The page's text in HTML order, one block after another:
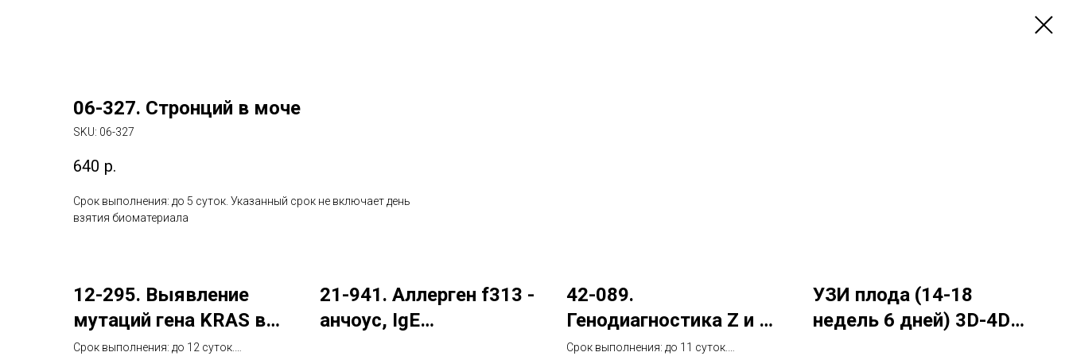
06-327. Стронций в моче
SKU: 06-327
640 р.
Срок выполнения: до 5 суток. Указанный срок не включает день
взятия биоматериала
12-295. Выявление
мутаций гена KRAS в
тканях опухолей
Срок выполнения: до 12 суток.
21-941. Аллерген f313 -
анчоус, IgE
42-089.
Генодиагностика Z и S
аллелей при альфа-1
Срок выполнения: до 11 суток.
УЗИ плода (14-18
недель 6 дней) 3D-4D/